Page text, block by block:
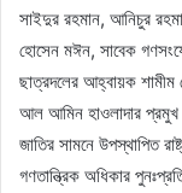
সাইদুর রহমান, আনিচুর
হোসেন মঈন, সাবেক
ছাত্রদলের আহ্বায়ক শামীম
আল আমিন হাওলাদার
জাতির সামনে উপস্থাপিত
গণতান্ত্রিক অধিকার